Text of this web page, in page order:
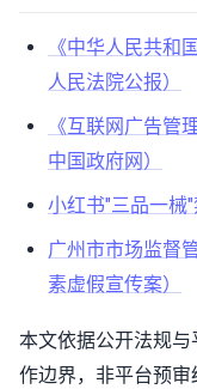
《中华人民共和
人民法院公报）
《互联网广告管
中国政府网）
小红书"三品一械
广州市市场监督
素虚假宣传案）
本文依据公开法规
作边界，非平台预